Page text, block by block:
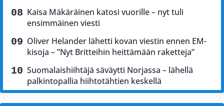
Kaisa Mäkäräinen katosi vuorille – nyt tuli
ensimmäinen viesti
Oliver Helander lähetti kovan viestin ennen EM-
kisoja – ”Nyt Britteihin heittämään raketteja”
Suomalaishiihtäjä säväytti Norjassa – lähellä
palkintopallia hiihtotähtien keskellä